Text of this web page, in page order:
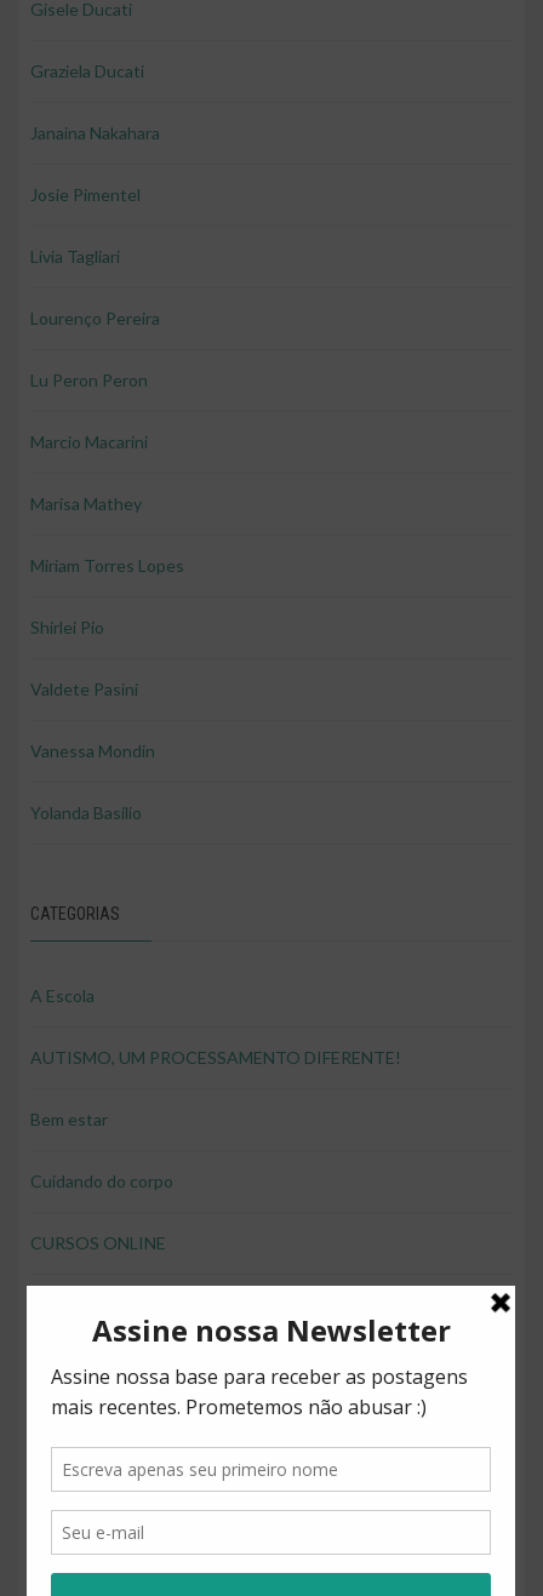
Gisele Ducati
Graziela Ducati
Janaina Nakahara
Josie Pimentel
Livia Tagliari
Lourenço Pereira
Lu Peron Peron
Marcio Macarini
Marisa Mathey
Miriam Torres Lopes
Shirlei Pio
Valdete Pasini
Vanessa Mondin
Yolanda Basilio
CATEGORIAS
A Escola
AUTISMO, UM PROCESSAMENTO DIFERENTE!
Bem estar
Cuidando do corpo
CURSOS ONLINE
Direitos
Educação
Educação e diversão